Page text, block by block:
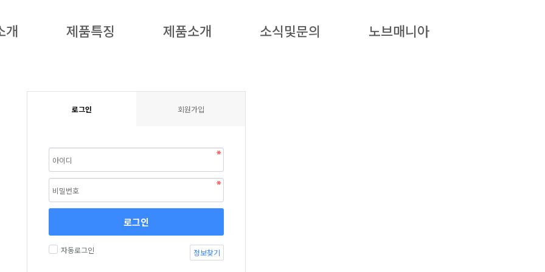
개 제품특징 제품소개 소식및문의 노브매니아
로그인 회원가입
로그인
자동로그인 정보찾기